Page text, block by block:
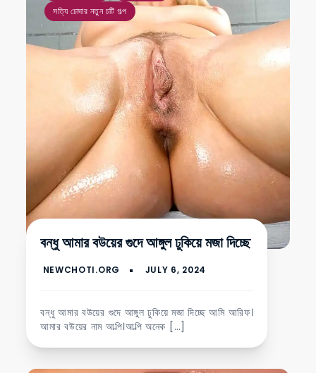
সত্যি চোদার নতুন চটি গল্প
বন্ধু আমার বউয়ের গুদে আঙ্গুল ঢুকিয়ে মজা দিচ্ছে
বন্ধু আমার বউয়ের গুদে আঙ্গুল ঢুকিয়ে মজা দিচ্ছে আমি আরিফ।
আমার বউয়ের নাম আল্পি।আল্পি অনেক […]